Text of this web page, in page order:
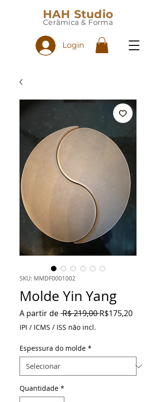
HAH Studio
Cerâmica & Forma
Login
SKU: MMDF0001002
Molde Yin Yang
A partir de R$ 219,00 Preço
R$175,20Preço
IPI / ICMS / ISS não incl.
Espessura do molde *
Quantidade *